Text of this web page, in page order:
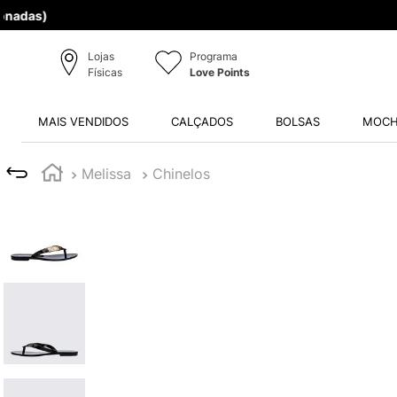
Lojas
Físicas
Programa
Love Points
MAIS VENDIDOS CALÇADOS BOLSAS
Melissa Chinelos